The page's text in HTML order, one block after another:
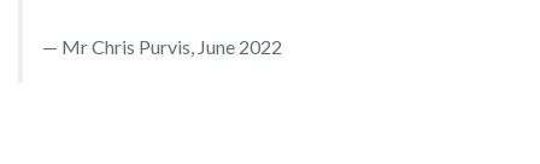
Mr Chris Purvis, June 2022